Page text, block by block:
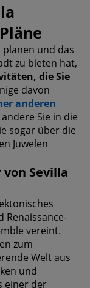
planen und das
zu bieten hat,
die Sie
davon
anderen
Sie in die
sogar über die
Juwelen
von Sevilla
Renaissance-
vereint.
zum
Welt aus
und
einer der